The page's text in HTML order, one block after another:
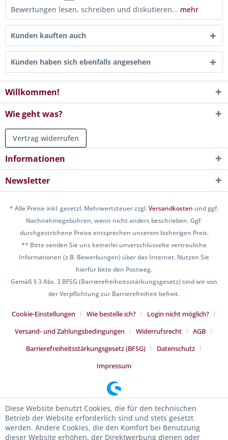
Bewertungen lesen, schreiben und diskutieren... mehr
Kunden kauften auch
Kunden haben sich ebenfalls angesehen
Willkommen!
Wie geht was?
Vertrag widerrufen
Informationen
Newsletter
* Alle Preise inkl. gesetzl. Mehrwertsteuer zzgl.Versandkosten und ggf.
Nachnahmegebühren, wenn nicht anders beschrieben. Ggf.
durchgestrichene Preise entsprechen unserem bisherigen Preis.
** Bitte senden Sie uns keinerlei unverschlüsselte vertrauliche
Informationen (z.B. Bewerbungen) über das Internet. Nutzen Sie
hierfür bitte den Postweg.
Gemäß § 3 Abs. 3 BFSG (Barrierefreiheitsstärkungsgesetz) sind wir von
der Verpflichtung zur Barrierefreiheit befreit.
Cookie-Einstellungen Wie bestelle ich?
Login nicht möglich?
Versand- und Zahlungsbedingungen
Widerrufsrecht
AGB
Barrierefreiheitsstärkungsgesetz (BFSG)
Datenschutz
Impressum
Diese Website benutzt Cookies, die für den technischen
Betrieb der Website erforderlich sind und stets gesetzt
werden. Andere Cookies, die den Komfort bei Benutzung
dieser Website erhöhen, der Direktwerbung dienen oder